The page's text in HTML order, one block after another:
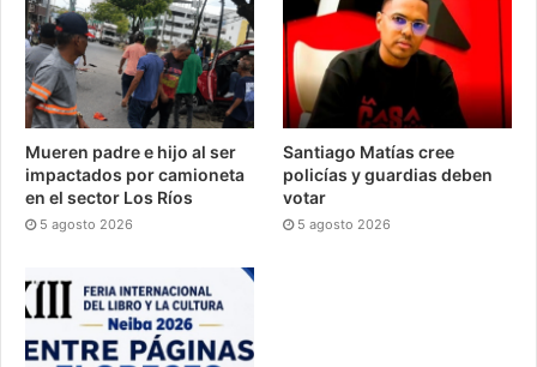
Mueren padre e hijo al ser
impactados por camioneta
en el sector Los Ríos
5 agosto 2026
Santiago Matías cree
policías y guardias deben
votar
5 agosto 2026